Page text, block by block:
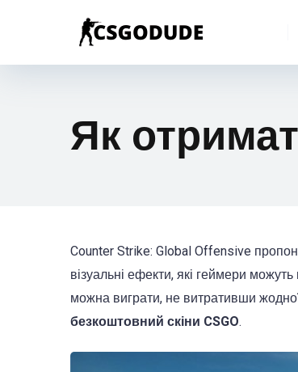
Як
Counter Strike: Global Offensive
візуальні ефекти, які геймери
можна виграти, не витративши жодної
безкоштовний скіни CSGO.